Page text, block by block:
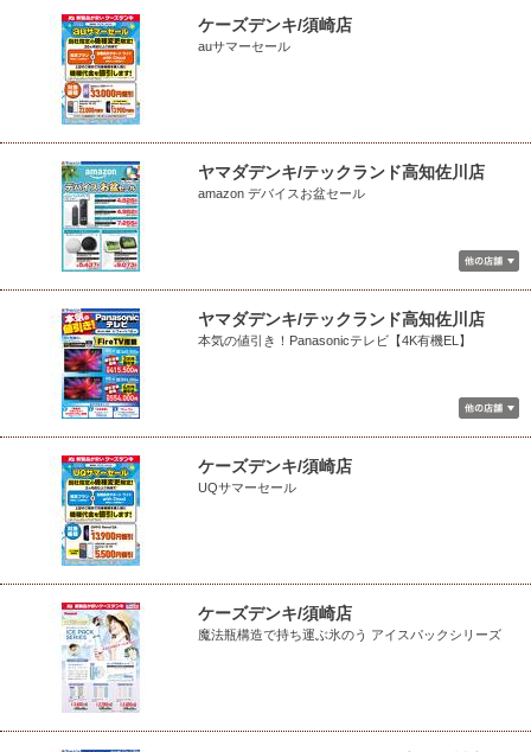
ケーズデンキ/須崎店
auサマーセール
ヤマダデンキ/テックランド高知佐川店
amazon デバイスお盆セール
ヤマダデンキ/テックランド高知佐川店
本気の値引き！Panasonicテレビ【4K有機EL】
ケーズデンキ/須崎店
UQサマーセール
ケーズデンキ/須崎店
魔法瓶構造で持ち運ぶ氷のう アイスパックシリーズ